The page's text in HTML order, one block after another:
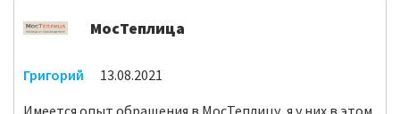
МосТеплица
Григорий
13.08.2021
Имеется опыт обращения в МосТеплицу, я у них в этом